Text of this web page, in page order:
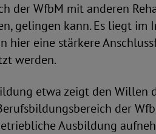
der WfbM mit anderen
gelingen kann. Es liegt im
hier eine stärkere
werden.
etwa zeigt den Willen
der
Ausbildung